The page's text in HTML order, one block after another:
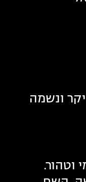
ונשמה
וטהור.